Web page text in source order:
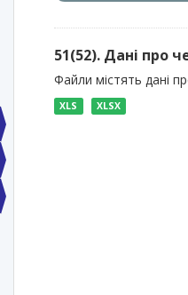
51(52). Дані про
Файли містять дані
XLS XLSX